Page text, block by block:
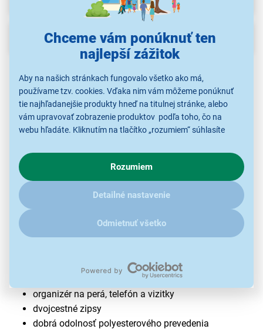
Chceme vám ponúknuť ten
najlepší zážitok
Aby na našich stránkach fungovalo všetko ako má,
používame tzv. cookies. Vďaka nim vám môžeme ponúknuť
tie najhľadanejšie produkty hneď na titulnej stránke, alebo
vám upravovať zobrazenie produktov podľa toho, čo na
webu hľadáte. Kliknutím na tlačítko „rozumiem“ súhlasíte
o chovaní na webe pre zobrazovaní cielených reklám.
V prípade že vás zaujímajú detaily, ako u nás s cookies a
ďalšími údaji pracujeme, kliknitesem.
Rozumiem
Detailné nastavenie
Odmietnuť všetko
Popis
Taška pre notebook Tracer 17" Straight
pre notebooky s uhlopriečkou až 17
pevná priehradka
pohodlný nastaviteľný ramenný popruh
predná kapsa na suchý zips
organizér na perá, telefón a vizitky
dvojcestné zipsy
dobrá odolnosť polyesterového prevedenia